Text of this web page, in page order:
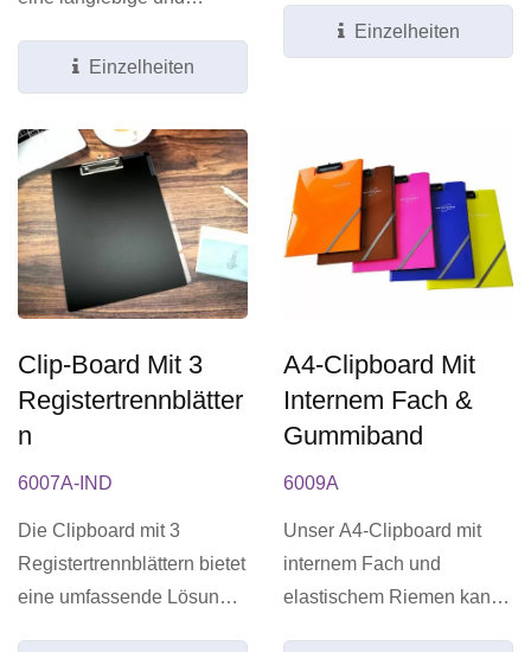
Lösung...Einzelheiten
praktischem...Einzelheiten
Clip-Board Mit 3
Registertrennblätter
N
6007A-IND
Die Clipboard mit 3
Registertrennblättern bietet
eine umfassende Lösung
A4-Clipboard Mit
Internem Fach &
Gummiband
6009A
Unser A4-Clipboard mit
internem Fach und
elastischem Riemen kann